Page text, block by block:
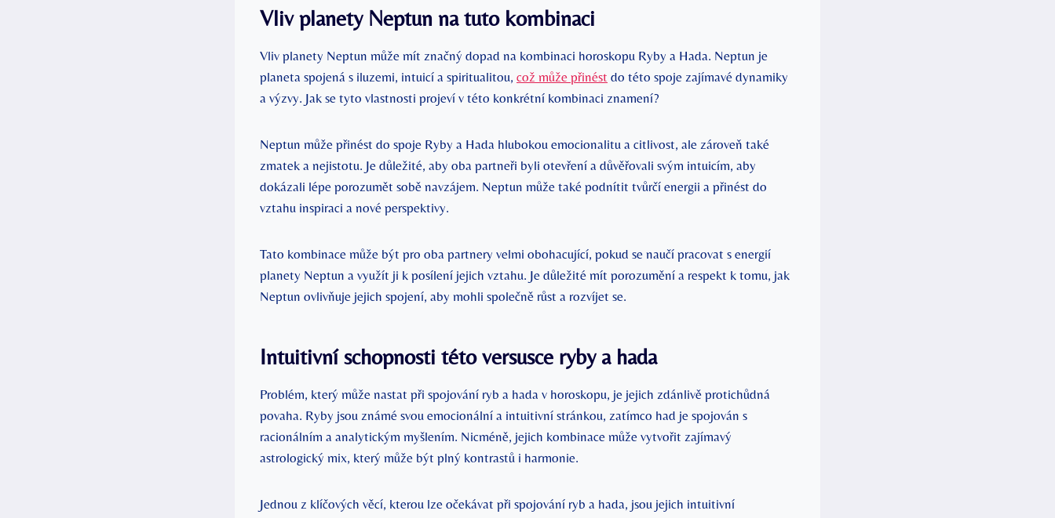
Vliv planety Neptun na tuto kombinaci
Vliv planety Neptun může mít značný dopad na kombinaci horoskopu Ryby a Hada. Neptun je
planeta spojená s iluzemi, intuicí a spiritualitou, což může přinést do této spoje zajímavé dynamiky
a výzvy. Jak se tyto vlastnosti projeví v této konkrétní kombinaci znamení?
Neptun může přinést do spoje Ryby a Hada hlubokou emocionalitu a citlivost, ale zároveň také
zmatek a nejistotu. Je důležité, aby oba partneři byli otevření a důvěřovali svým intuicím, aby
dokázali lépe porozumět sobě navzájem. Neptun může také podnítit tvůrčí energii a přinést do
vztahu inspiraci a nové perspektivy.
Tato kombinace může být pro oba partnery velmi obohacující, pokud se naučí pracovat s energií
planety Neptun a využít ji k posílení jejich vztahu. Je důležité mít porozumění a respekt k tomu, jak
Neptun ovlivňuje jejich spojení, aby mohli společně růst a rozvíjet se.
Intuitivní schopnosti této versusce ryby a hada
Problém, který může nastat při spojování ryb a hada v horoskopu, je jejich zdánlivě protichůdná
povaha. Ryby jsou známé svou emocionální a intuitivní stránkou, zatímco had je spojován s
racionálním a analytickým myšlením. Nicméně, jejich kombinace může vytvořit zajímavý
astrologický mix, který může být plný kontrastů i harmonie.
Jednou z klíčových věcí, kterou lze očekávat při spojování ryb a hada, jsou jejich intuitivní